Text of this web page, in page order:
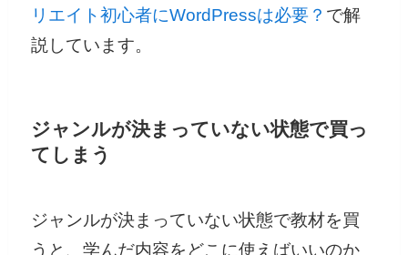
リエイト初心者にWordPressは必要？ で解
説しています。
ジャンルが決まっていない状態で買っ
てしまう
ジャンルが決まっていない状態で教材を買
うと、学んだ内容をどこに使えばいいのか